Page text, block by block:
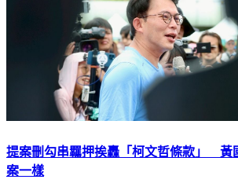
提案刪勾串羈押挨轟「柯文哲條款」 黃